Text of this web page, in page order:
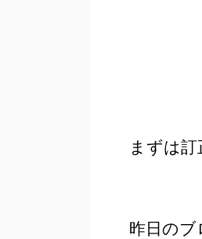
まずは訂
昨日のブ